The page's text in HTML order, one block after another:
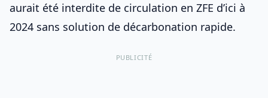
aurait été interdite de circulation en ZFE d’ici à
2024 sans solution de décarbonation rapide.
PUBLICITÉ